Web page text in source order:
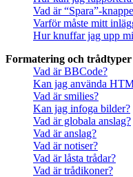
Vad är “Spara”-
Varför måste mitt
Hur knuffar jag upp
Formatering och trådtyper
Vad är BBCode?
Kan jag använda
Vad är smilies?
Kan jag infoga bilder?
Vad är globala anslag?
Vad är anslag?
Vad är notiser?
Vad är låsta trådar?
Vad är trådikoner?